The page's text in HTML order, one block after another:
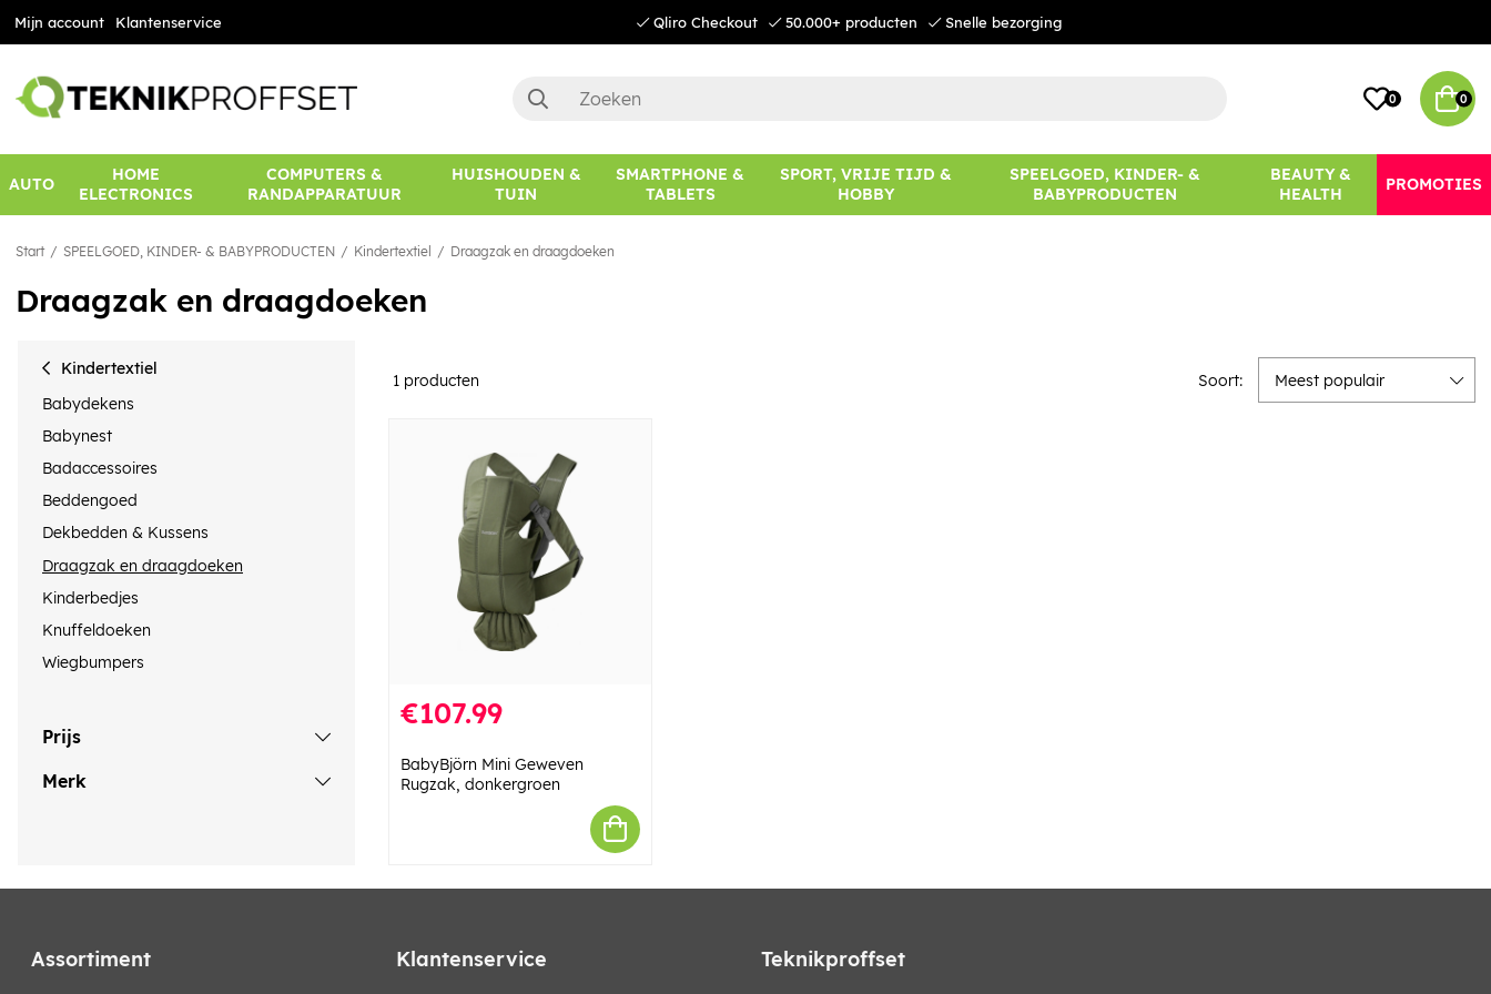
Mijn account Klantenservice Qliro Checkout 50.000+ producten Snelle bezorging
0 0
AUTO
HOME
ELECTRONICS
COMPUTERS &
RANDAPPARATUUR
HUISHOUDEN &
TUIN
SMARTPHONE &
TABLETS
SPORT, VRIJE TIJD &
HOBBY
SPEELGOED, KINDER- &
BABYPRODUCTEN
BEAUTY &
HEALTH
PROMOTIES
Start SPEELGOED, KINDER- & BABYPRODUCTEN Kindertextiel Draagzak en draagdoeken
Draagzak en draagdoeken
Kindertextiel
Babydekens
Babynest
Badaccessoires
Beddengoed
Dekbedden & Kussens
Draagzak en draagdoeken
Kinderbedjes
Knuffeldoeken
Wiegbumpers
Prijs
Merk
1 producten Soort: Meest populair
€107.99
BabyBjörn Mini Geweven
Rugzak, donkergroen
Assortiment Klantenservice Teknikproffset